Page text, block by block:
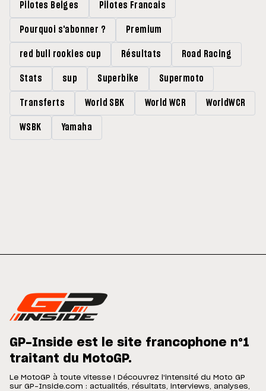
Pilotes Belges Pilotes Francais
Pourquoi s'abonner ? Premium
red bull rookies cup Résultats Road Racing
Stats sup Superbike Supermoto
Transferts World SBK World WCR WorldWCR
WSBK Yamaha
GP-Inside est le site francophone n°1
traitant du MotoGP.
Le MotoGP à toute vitesse ! Découvrez l'intensité du Moto GP
sur GP-Inside.com : actualités, résultats, interviews, analyses,